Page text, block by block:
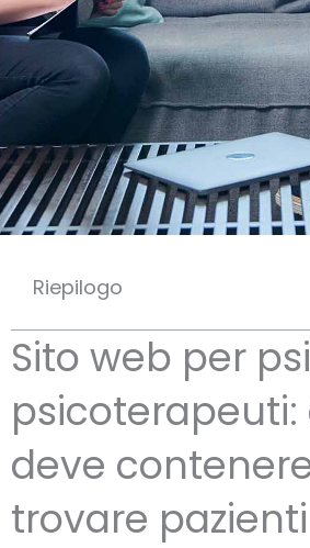
Riepilogo
Sito web per
psicoterapeuti:
deve
trovare